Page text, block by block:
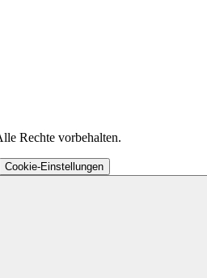
Rechte vorbehalten.
Cookie-Einstellungen